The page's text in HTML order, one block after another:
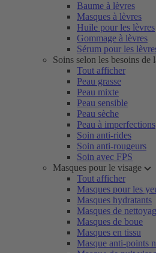
Baume à lèvres
Masques à lèvres
Huile pour les lèvres
Gommage à lèvres
Sérum pour les
Soins selon les besoins de
Tout afficher
Peau grasse
Peau mixte
Peau sensible
Peau sèche
Peau à imperfections
Soin anti-rides
Soin anti-rougeurs
Soin avec FPS
Masques pour le visage
Tout afficher
Masques pour les
Masques hydratants
Masques de
Masques de boue
Masques en tissu
Masque anti-points